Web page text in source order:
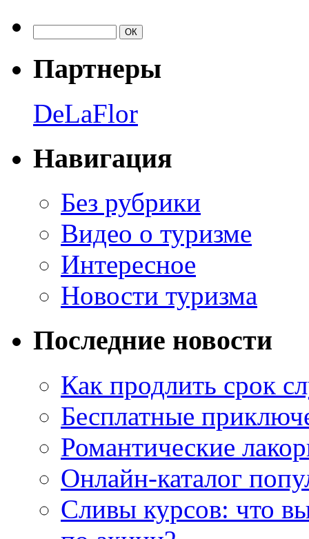
Партнеры
DeLaFlor
Навигация
Без рубрики
Видео о туризме
Интересное
Новости туризма
Последние новости
Как продлить срок
Бесплатные
Романтические
Онлайн-каталог
Сливы курсов: что